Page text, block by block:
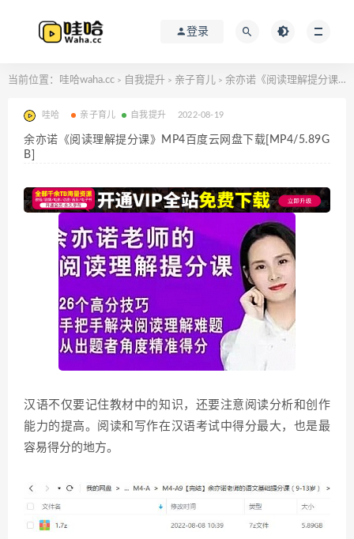
登录
当前位置： 哇哈waha.cc > 自我提升 > 亲子育儿 > 余亦诺《阅读理解提分课》MP4百度云网盘下载[MP4/5.89GB]
哇哈 亲子育儿 自我提升 2022-08-19
余亦诺《阅读理解提分课》MP4百度云网盘下载[MP4/5.89G
B]
汉语不仅要记住教材中的知识，还要注意阅读分析和创作
能力的提高。阅读和写作在汉语考试中得分最大，也是最
容易得分的地方。